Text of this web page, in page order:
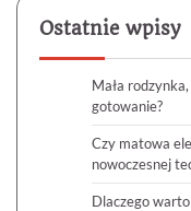
Ostatnie wpisy
Mała
gotowanie?
Czy matowa
nowoczesnej
Dlaczego